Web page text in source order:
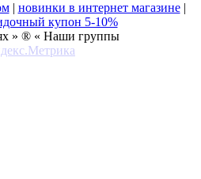
| новинки в интернет магазине|
купон 5-10%
» ® « Наши группы